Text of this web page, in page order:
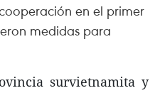
en el primer
medidas para
survietnamita y